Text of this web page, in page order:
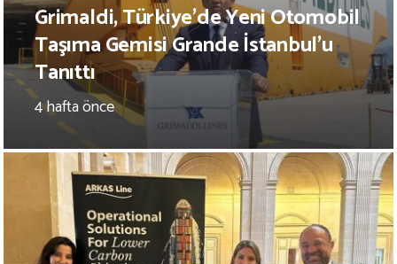
Grimaldi, Türkiye’de Yeni Otomobil
Taşıma Gemisi Grande İstanbul’u
Tanıttı
4 hafta önce